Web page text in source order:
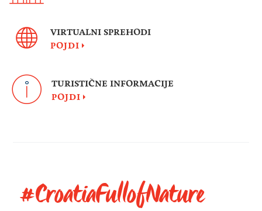
VIRTUALNI SPREHODI
POJDI
TURISTIČNE INFORMACIJE
POJDI
#CroatiaFullofNature